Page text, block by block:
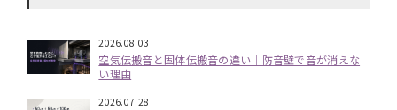
2026.08.03
空気伝搬音と固体伝搬音の違い｜防音壁で音が消えな
い理由
2026.07.28